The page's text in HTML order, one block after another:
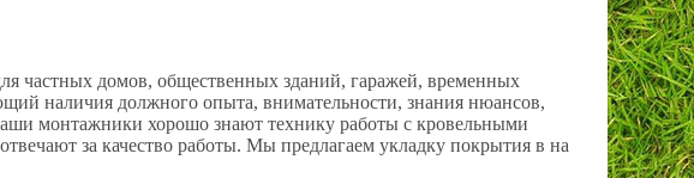
частных домов, общественных зданий, гаражей, временных
наличия должного опыта, внимательности, знания нюансов,
монтажники хорошо знают технику работы с кровельными
за качество работы. Мы предлагаем укладку покрытия в на